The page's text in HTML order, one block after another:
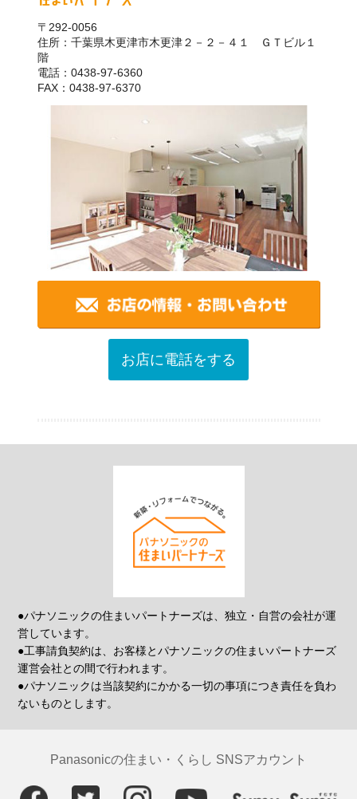
〒292-0056
住所：千葉県木更津市木更津２－２－４１ ＧＴビル１
階
電話：0438-97-6360
FAX：0438-97-6370
お店に電話をする
●パナソニックの住まいパートナーズは、独立・自営の会社が運
営しています。
●工事請負契約は、お客様とパナソニックの住まいパートナーズ
運営会社との間で行われます。
●パナソニックは当該契約にかかる一切の事項につき責任を負わ
ないものとします。
Panasonicの住まい・くらし SNSアカウント